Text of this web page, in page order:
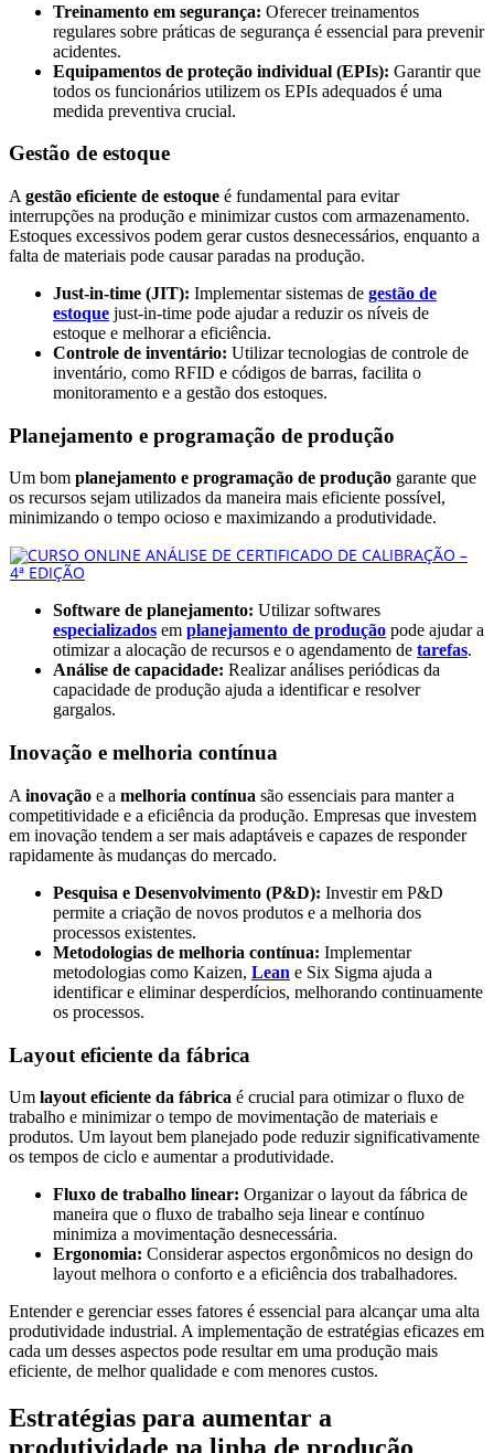
Treinamento em segurança: Oferecer treinamentos
regulares sobre práticas de segurança é essencial para prevenir
acidentes.
Equipamentos de proteção individual (EPIs): Garantir que
todos os funcionários utilizem os EPIs adequados é uma
medida preventiva crucial.
Gestão de estoque
A gestão eficiente de estoque é fundamental para evitar
interrupções na produção e minimizar custos com armazenamento.
Estoques excessivos podem gerar custos desnecessários, enquanto a
falta de materiais pode causar paradas na produção.
Just-in-time (JIT): Implementar sistemas de gestão de
estoque just-in-time pode ajudar a reduzir os níveis de
estoque e melhorar a eficiência.
Controle de inventário: Utilizar tecnologias de controle de
inventário, como RFID e códigos de barras, facilita o
monitoramento e a gestão dos estoques.
Planejamento e programação de produção
Um bom planejamento e programação de produção garante que
os recursos sejam utilizados da maneira mais eficiente possível,
minimizando o tempo ocioso e maximizando a produtividade.
Software de planejamento: Utilizar softwares
especializados em planejamento de produção pode ajudar a
otimizar a alocação de recursos e o agendamento de tarefas.
Análise de capacidade: Realizar análises periódicas da
capacidade de produção ajuda a identificar e resolver
gargalos.
Inovação e melhoria contínua
A inovação e a melhoria contínua são essenciais para manter a
competitividade e a eficiência da produção. Empresas que investem
em inovação tendem a ser mais adaptáveis e capazes de responder
rapidamente às mudanças do mercado.
Pesquisa e Desenvolvimento (P&D): Investir em P&D
permite a criação de novos produtos e a melhoria dos
processos existentes.
Metodologias de melhoria contínua: Implementar
metodologias como Kaizen, Lean e Six Sigma ajuda a
identificar e eliminar desperdícios, melhorando continuamente
os processos.
Layout eficiente da fábrica
Um layout eficiente da fábrica é crucial para otimizar o fluxo de
trabalho e minimizar o tempo de movimentação de materiais e
produtos. Um layout bem planejado pode reduzir significativamente
os tempos de ciclo e aumentar a produtividade.
Fluxo de trabalho linear: Organizar o layout da fábrica de
maneira que o fluxo de trabalho seja linear e contínuo
minimiza a movimentação desnecessária.
Ergonomia: Considerar aspectos ergonômicos no design do
layout melhora o conforto e a eficiência dos trabalhadores.
Entender e gerenciar esses fatores é essencial para alcançar uma alta
produtividade industrial. A implementação de estratégias eficazes em
cada um desses aspectos pode resultar em uma produção mais
eficiente, de melhor qualidade e com menores custos.
Estratégias para aumentar a